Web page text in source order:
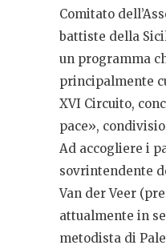
Comitato
battiste della
un programma
principalmente
XVI Circuito,
pace»,
Ad accogliere i
sovrintendente
Van der Veer
attualmente in
metodista di